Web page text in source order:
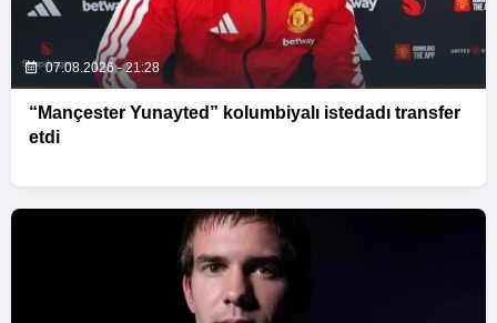
07.08.2026 - 21:28
“Mançester Yunayted” kolumbiyalı istedadı transfer
etdi